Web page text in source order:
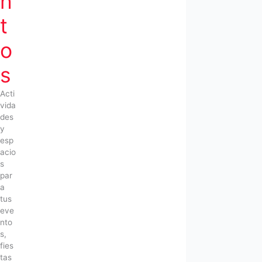
t
o
s
Acti
vida
des
y
esp
acio
s
par
a
tus
eve
nto
s,
fies
tas